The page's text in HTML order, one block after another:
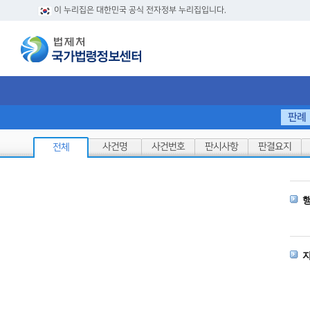
이 누리집은 대한민국 공식 전자정부 누리집입니다.
판례
전체 사건명 사건번호 판시사항 판결요지